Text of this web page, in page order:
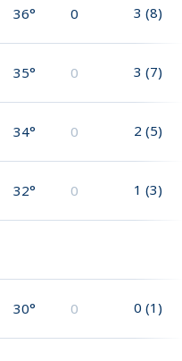
36° 0 3 (8)
35° 0 3 (7)
34° 0 2 (5)
32° 0 1 (3)
30° 0 0 (1)